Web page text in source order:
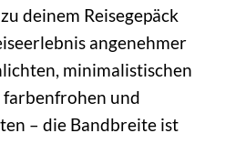
deinem Reisegepäck
angenehmer
minimalistischen
farbenfrohen und
– die Bandbreite ist